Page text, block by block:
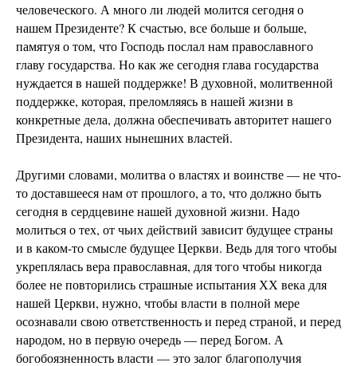
человеческого. А много ли людей молится сегодня о
нашем Президенте? К счастью, все больше и больше,
памятуя о том, что Господь послал нам православного
главу государства. Но как же сегодня глава государства
нуждается в нашей поддержке! В духовной, молитвенной
поддержке, которая, преломляясь в нашей жизни в
конкретные дела, должна обеспечивать авторитет нашего
Президента, наших нынешних властей.
Другими словами, молитва о властях и воинстве — не что-
то доставшееся нам от прошлого, а то, что должно быть
сегодня в сердцевине нашей духовной жизни. Надо
молиться о тех, от чьих действий зависит будущее страны
и в каком-то смысле будущее Церкви. Ведь для того чтобы
укреплялась вера православная, для того чтобы никогда
более не повторились страшные испытания ХХ века для
нашей Церкви, нужно, чтобы власти в полной мере
осознавали свою ответственность и перед страной, и перед
народом, но в первую очередь — перед Богом. А
богобоязненность власти — это залог благополучия